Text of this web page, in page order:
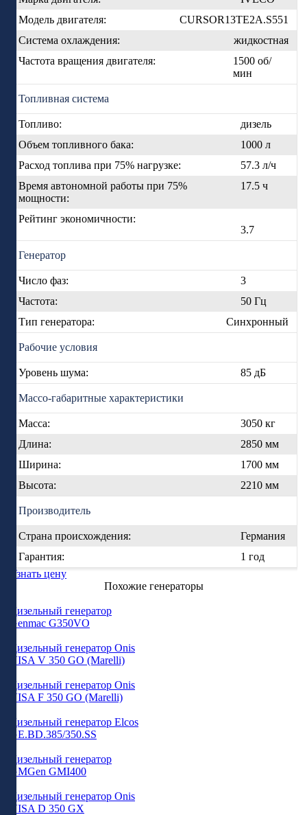
Модель двигателя:
CURSOR13TE2A.S551
Система охлаждения:
жидкостная
Частота вращения двигателя:
1500 об/
мин
Топливная система
Топливо:
дизель
Объем топливного бака:
1000 л
Расход топлива при 75% нагрузке:
57.3 л/ч
Время автономной работы при 75%
мощности:
17.5 ч
Рейтинг экономичности:
3.7
Генератор
Число фаз:
3
Частота:
50 Гц
Тип генератора:
Синхронный
Рабочие условия
Уровень шума: 85 дБ
Массо-габаритные характеристики
Масса:
3050 кг
Длина:
2850 мм
Ширина:
1700 мм
Высота:
2210 мм
Производитель
Страна происхождения:
Германия
Гарантия:
1 год
Узнать цену
Похожие генераторы
Дизельный генератор
Genmac G350VO
Дизельный генератор Onis
VISA V 350 GO (Marelli)
Дизельный генератор Onis
VISA F 350 GO (Marelli)
Дизельный генератор Elcos
GE.BD.385/350.SS
Дизельный генератор
GMGen GMI400
Дизельный генератор Onis
VISA D 350 GX